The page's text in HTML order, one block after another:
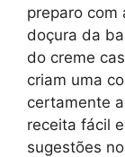
preparo com
doçura da
do creme
criam uma
certamente
receita fácil
sugestões